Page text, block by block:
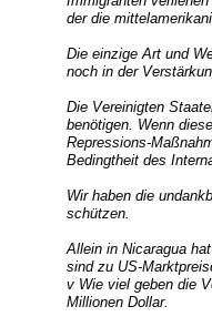
der die
Die einzige Art und
noch in der
Die Vereinigten
benötigen. Wenn
Repressions-
Bedingtheit des
Wir haben die
schützen.
Allein in Nicaragua
sind zu US-
v Wie viel geben die
Millionen Dollar.